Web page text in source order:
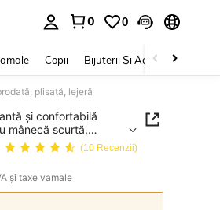
0 0
Copii Bijuterii Și Accesorii
plisată, lejeră
și confortabilă
mânecă scurtă,
(10 Recenzii)
și taxe vamale